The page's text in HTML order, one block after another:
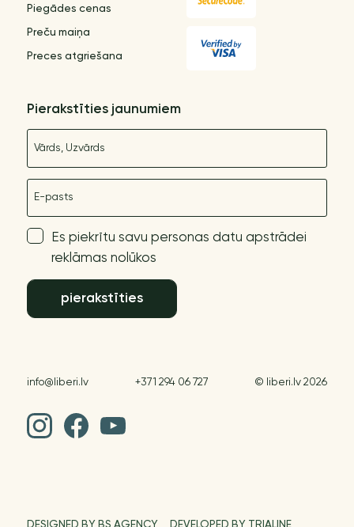
Piegādes cenas
Preču maiņa
Preces atgriešana
Pierakstīties jaunumiem
Es piekrītu savu personas datu apstrādei
reklāmas nolūkos
pierakstīties
info@liberi.lv +371 294 06 727 © liberi.lv 2026
DESIGNED BY BS AGENCY DEVELOPED BY TRIALINE